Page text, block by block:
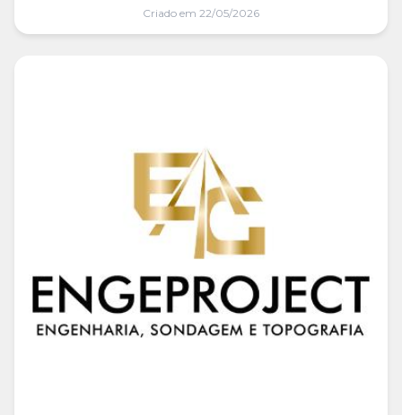
Criado em 22/05/2026